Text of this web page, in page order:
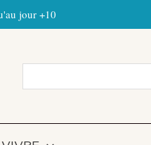
jour +10